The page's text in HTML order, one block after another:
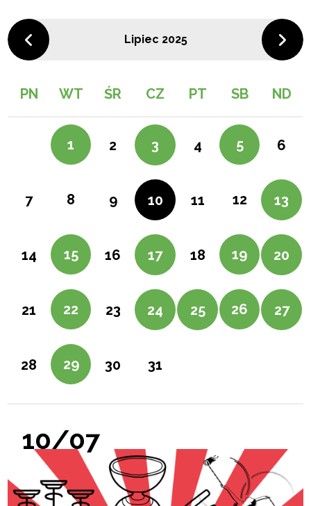
Lipiec 2025
PN WT ŚR CZ PT SB ND
1 2 3 4 5 6
7 8 9 10 11 12 13
14 15 16 17 18 19 20
21 22 23 24 25 26 27
28 29 30 31
10/07